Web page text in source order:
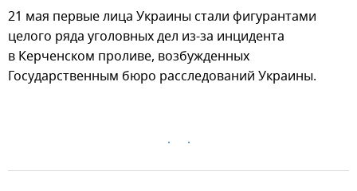
21 мая первые лица Украины стали фигурантами
целого ряда уголовных дел из-за инцидента
в Керченском проливе, возбужденных
Государственным бюро расследований Украины.